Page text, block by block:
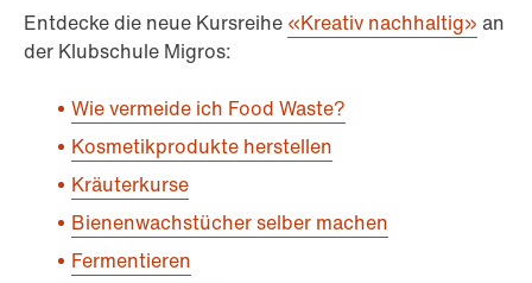
Entdecke die neue Kursreihe «Kreativ nachhaltig» an
der Klubschule Migros:
Wie vermeide ich Food Waste?
Kosmetikprodukte herstellen
Kräuterkurse
Bienenwachstücher selber machen
Fermentieren